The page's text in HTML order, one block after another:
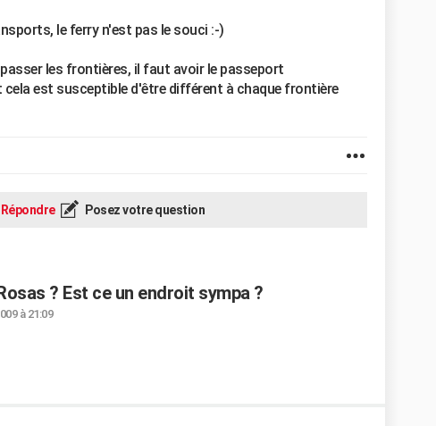
le ferry n'est pas le souci :-)
les frontières, il faut avoir le passeport
cela est susceptible d'être différent à chaque frontière
Répondre Posez votre question
? Est ce un endroit sympa ?
à 21:09